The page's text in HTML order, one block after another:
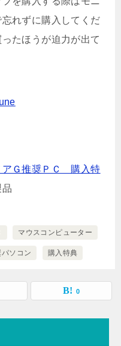
れずに購入してくだ
たほうが迫力が出て
アＧ推奨ＰＣ 購入特
品
マウスコンピューター
ソコン 購入特典
0